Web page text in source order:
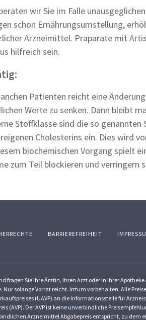
wir Sie im Falle
schon Ernährungsumstellung,
Arzneimittel. Präparate mit
hilfreich sein.
Patienten reicht eine
Werte zu senken. Dann bleibt
Stoffklasse sind die so
Cholesterins ein. Dies wird
biochemischen Vorgang spielt
zum Teil blockieren und verringern
BARRIEREFREIHEIT
fragen Sie Ihre Ärztin, Ihren Arzt oder in Ihrer
solange Vorrat reicht. Irrtum vorbehalten. Alle
(UAVP) an die Informationsstelle für
(AVP). Der AVP ist keine unverbindliche
Arzneimittel Abgabepreis entspricht, zu